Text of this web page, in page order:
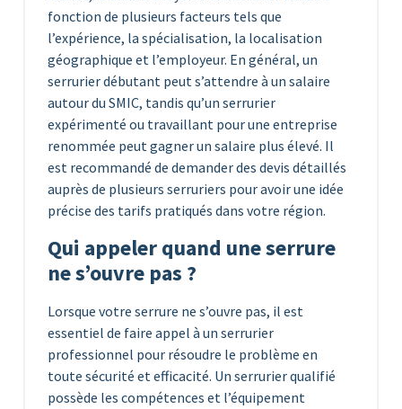
fonction de plusieurs facteurs tels que
l’expérience, la spécialisation, la localisation
géographique et l’employeur. En général, un
serrurier débutant peut s’attendre à un salaire
autour du SMIC, tandis qu’un serrurier
expérimenté ou travaillant pour une entreprise
renommée peut gagner un salaire plus élevé. Il
est recommandé de demander des devis détaillés
auprès de plusieurs serruriers pour avoir une idée
précise des tarifs pratiqués dans votre région.
Qui appeler quand une serrure
ne s’ouvre pas ?
Lorsque votre serrure ne s’ouvre pas, il est
essentiel de faire appel à un serrurier
professionnel pour résoudre le problème en
toute sécurité et efficacité. Un serrurier qualifié
possède les compétences et l’équipement